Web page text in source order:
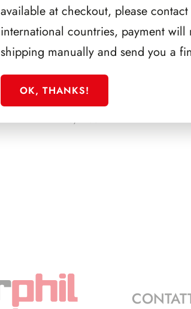
PRESIDENZA PERTINI
1978/1985
available at checkout, please contact
international countries, payment
shipping manually and send you a
OK, THANKS!